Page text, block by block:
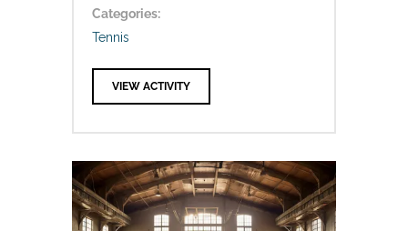
Categories:
Tennis
VIEW ACTIVITY